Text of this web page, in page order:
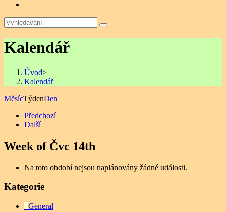
Kalendář
Úvod>
Kalendář
MěsícTýdenDen
Předchozí
Další
Week of Čvc 14th
Na toto období nejsou naplánovány žádné události.
Kategorie
General